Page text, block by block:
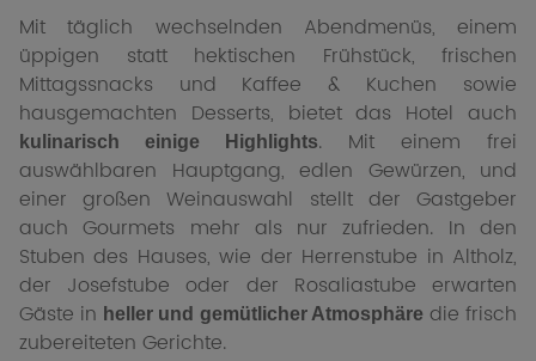
Mit täglich wechselnden Abendmenüs, einem
üppigen statt hektischen Frühstück, frischen
Mittagssnacks und Kaffee & Kuchen sowie
hausgemachten Desserts, bietet das Hotel auch
kulinarisch einige Highlights. Mit einem frei
auswählbaren Hauptgang, edlen Gewürzen, und
einer großen Weinauswahl stellt der Gastgeber
auch Gourmets mehr als nur zufrieden. In den
Stuben des Hauses, wie der Herrenstube in Altholz,
der Josefstube oder der Rosaliastube erwarten
Gäste in heller und gemütlicher Atmosphäre die frisch
zubereiteten Gerichte.